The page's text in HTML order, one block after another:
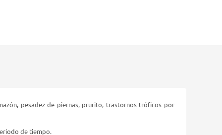
pesadez de piernas, prurito, trastornos tróficos por
de tiempo.